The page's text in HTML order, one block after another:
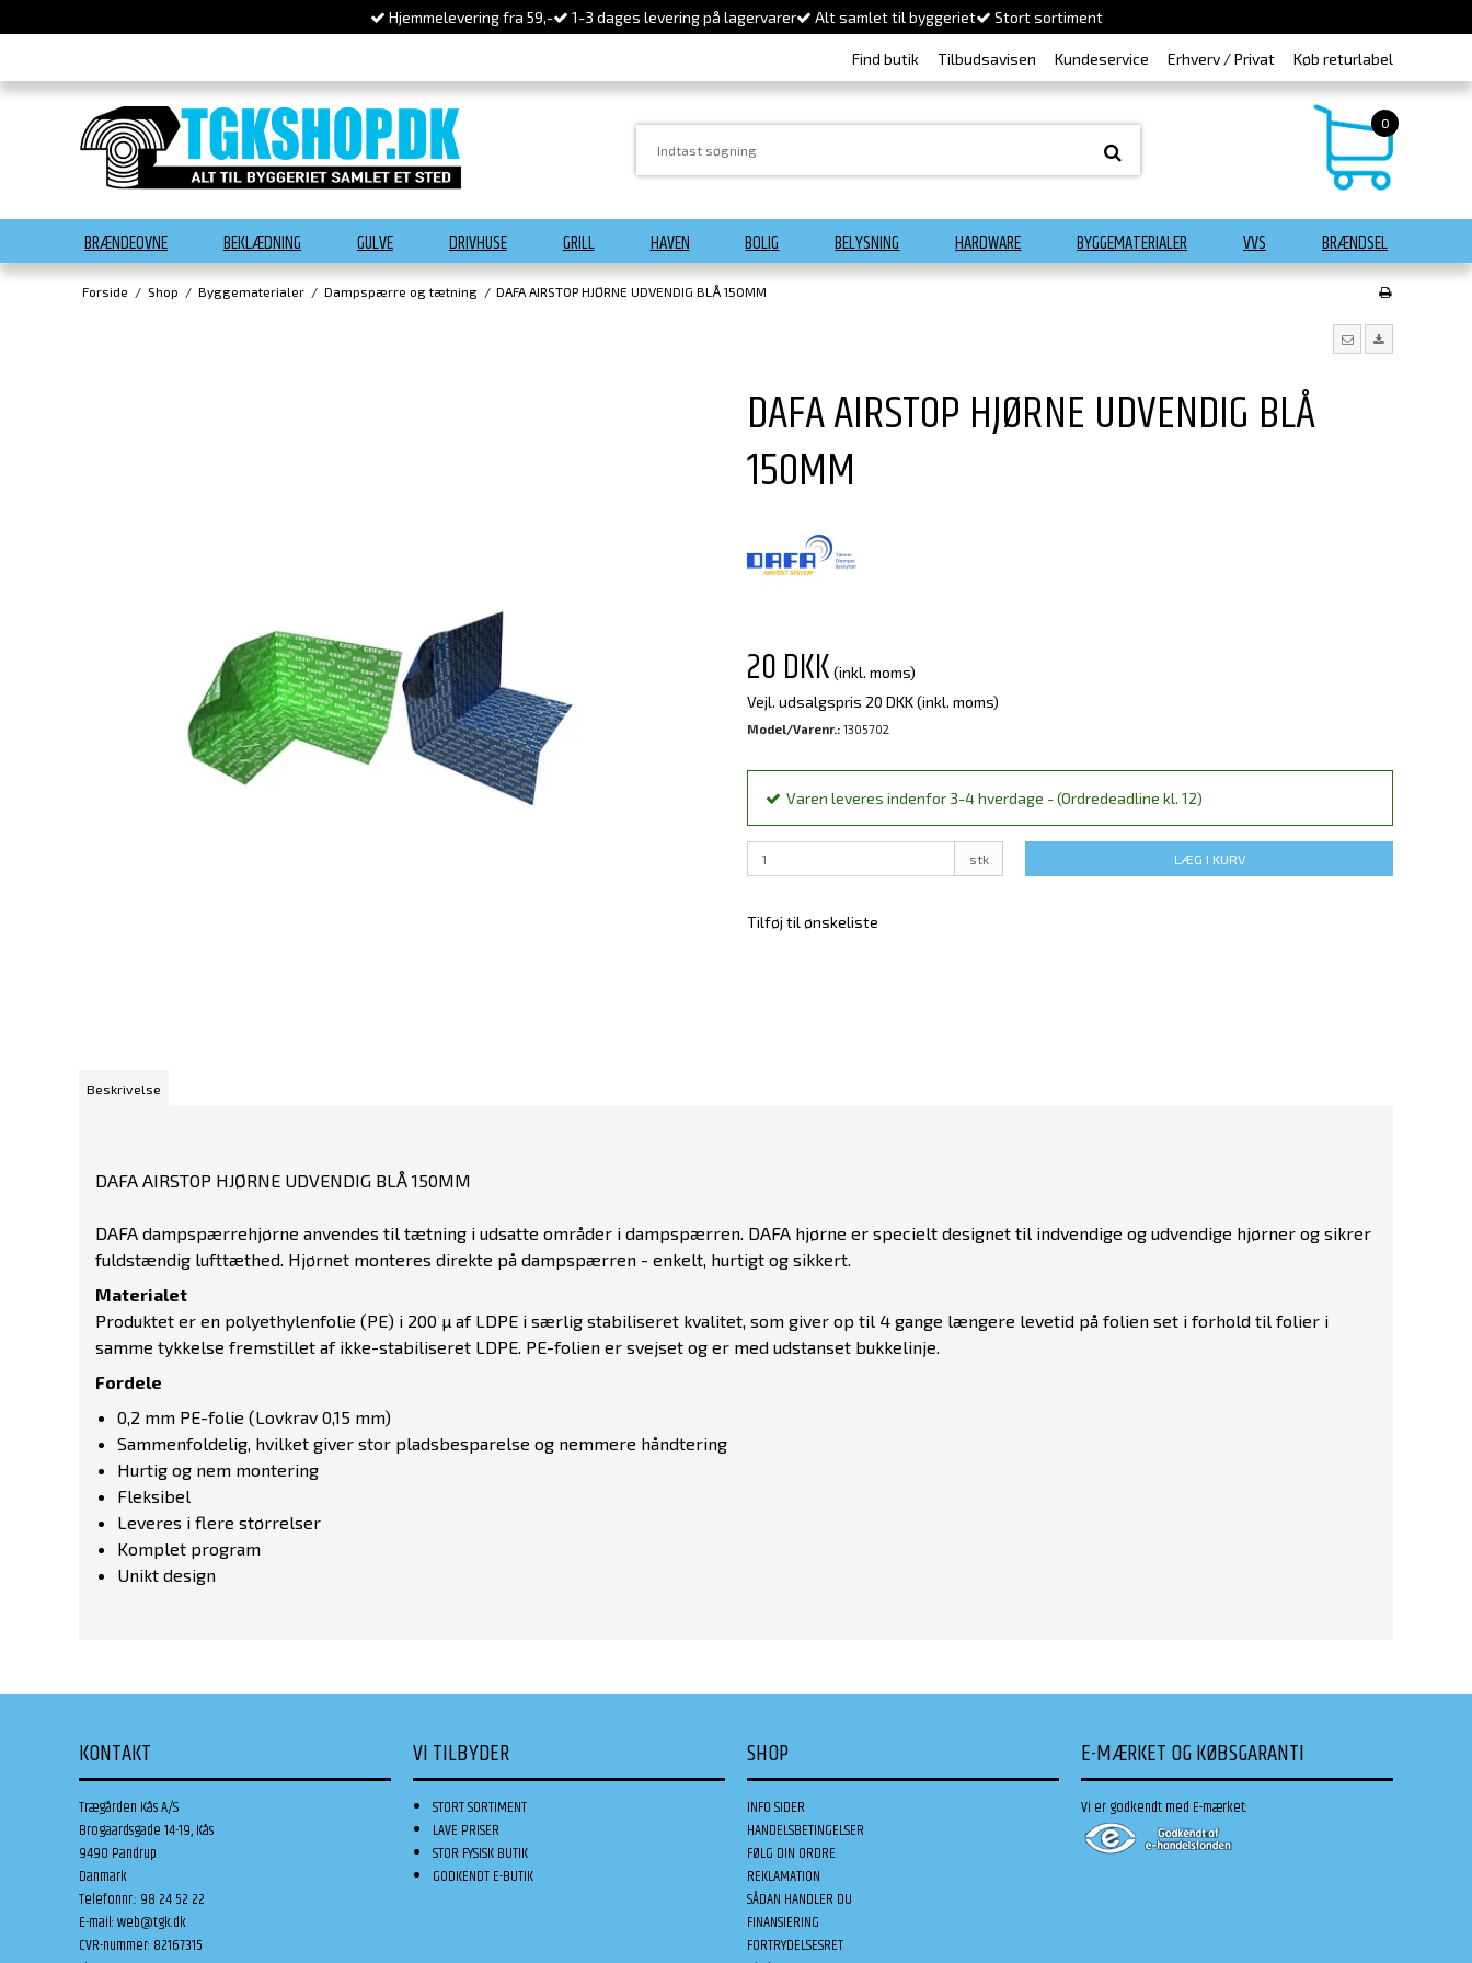
Hjemmelevering fra 59,- 1-3 dages levering på lagervarer Alt samlet til byggeriet Stort sortiment
Find butik Tilbudsavisen Kundeservice Erhverv / Privat Køb returlabel
0
BRÆNDEOVNE BEKLÆDNING GULVE DRIVHUSE GRILL HAVEN BOLIG BELYSNING HARDWARE BYGGEMATERIALER VVS BRÆNDSEL
Forside / Shop / Byggematerialer / Dampspærre og tætning / DAFA AIRSTOP HJØRNE UDVENDIG BLÅ 150MM
DAFA AIRSTOP HJØRNE UDVENDIG BLÅ
150MM
20 DKK (inkl. moms)
Vejl. udsalgspris 20 DKK(inkl. moms)
Model/Varenr.: 1305702
Varen leveres indenfor 3-4 hverdage - (Ordredeadline kl. 12)
stk LÆG I KURV
Tilføj til ønskeliste
Beskrivelse
DAFA AIRSTOP HJØRNE UDVENDIG BLÅ 150MM
DAFA dampspærrehjørne anvendes til tætning i udsatte områder i dampspærren. DAFA hjørne er specielt designet til indvendige og udvendige hjørner og sikrer
fuldstændig lufttæthed. Hjørnet monteres direkte på dampspærren - enkelt, hurtigt og sikkert.
Materialet
Produktet er en polyethylenfolie (PE) i 200 µ af LDPE i særlig stabiliseret kvalitet, som giver op til 4 gange længere levetid på folien set i forhold til folier i
samme tykkelse fremstillet af ikke-stabiliseret LDPE. PE-folien er svejset og er med udstanset bukkelinje.
Fordele
0,2 mm PE-folie (Lovkrav 0,15 mm)
Sammenfoldelig, hvilket giver stor pladsbesparelse og nemmere håndtering
Hurtig og nem montering
Fleksibel
Leveres i flere størrelser
Komplet program
Unikt design
KONTAKT
Trægården Kås A/S
Brogaardsgade 14-19, Kås
9490 Pandrup
Danmark
Telefonnr.: 98 24 52 22
E-mail:web@tgk.dk
CVR-nummer: 82167315
VI TILBYDER
STORT SORTIMENT
LAVE PRISER
STOR FYSISK BUTIK
GODKENDT E-BUTIK
SHOP
INFO SIDER
HANDELSBETINGELSER
FØLG DIN ORDRE
REKLAMATION
SÅDAN HANDLER DU
FINANSIERING
FORTRYDELSESRET
E-MÆRKET OG KØBSGARANTI
Vi er godkendt med E-mærket: